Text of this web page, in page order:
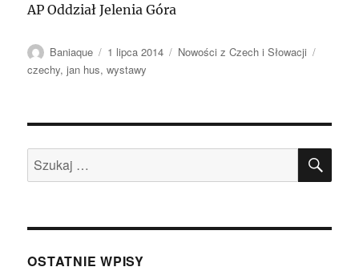
AP Oddział Jelenia Góra
Autor
Baniaque
Data
publikacji
1 lipca 2014 Kategorie
Nowości z Czech i Słowacji
czechy,jan hus,wystawy
Szukaj:
OSTATNIE WPISY